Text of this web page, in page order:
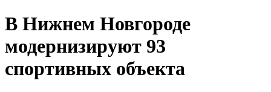
В Нижнем Новгороде
модернизируют 93
спортивных объекта